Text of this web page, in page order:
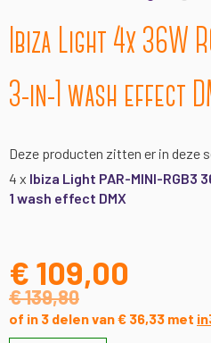
Ibiza Light 4x 36W
3-in-1 wash effect
Deze producten zitten er in deze
4 x Ibiza Light PAR-MINI-RGB3
1 wash effect DMX
€ 109,00
€ 139,80
of in 3 delen van € 36,33 met
naar
het
begin
van
gallerij